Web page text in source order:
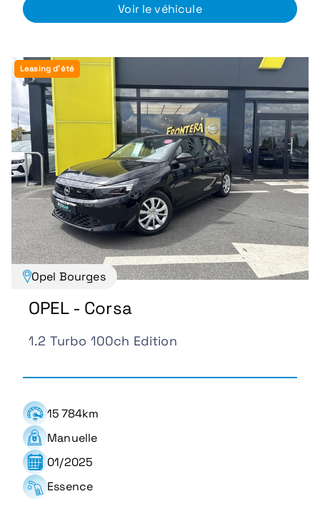
Voir le véhicule
Leasing d'été
Opel Bourges
OPEL - Corsa
1.2 Turbo 100ch Edition
15 784km
Manuelle
01/2025
Essence